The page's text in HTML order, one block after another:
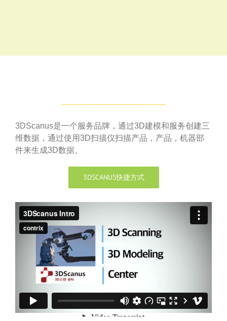
3DScanus是一个服务品牌，通过3D建模和服务创建三
维数据，通过使用3D扫描仪扫描产品，产品，机器部
件来生成3D数据。
3DSCANUS快捷方式